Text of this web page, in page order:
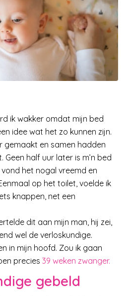
ik wakker omdat mijn bed
idee wat het zo kunnen zijn.
gemaakt en samen hadden
half uur later is m’n bed
het nogal vreemd en
op het toilet, voelde ik
knappen, net een
dit aan mijn man, hij zei,
wel de verloskundige.
in mijn hoofd. Zou ik gaan
precies39 weken zwanger.
gebeld